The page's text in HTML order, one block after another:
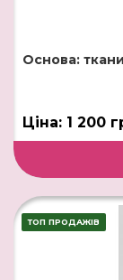
Основа:
Ціна: 1 200
ТОП ПРОДАЖІВ